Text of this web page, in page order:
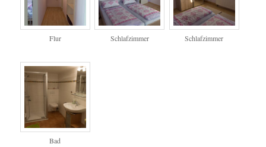
Flur Schlafzimmer Schlafzimmer
Bad